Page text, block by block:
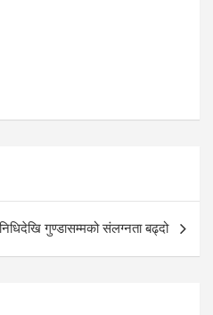
गुण्डासम्मको संलग्नता बढ्दो